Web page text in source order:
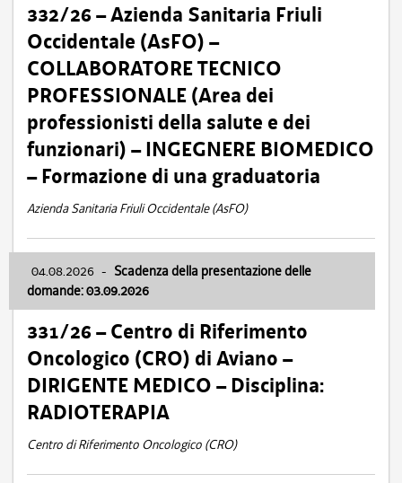
332/26 – Azienda Sanitaria Friuli
Occidentale (AsFO) –
COLLABORATORE TECNICO
PROFESSIONALE (Area dei
professionisti della salute e dei
funzionari) – INGEGNERE BIOMEDICO
– Formazione di una graduatoria
Azienda Sanitaria Friuli Occidentale (AsFO)
04.08.2026 - Scadenza della presentazione delle
domande: 03.09.2026
331/26 – Centro di Riferimento
Oncologico (CRO) di Aviano –
DIRIGENTE MEDICO – Disciplina:
RADIOTERAPIA
Centro di Riferimento Oncologico (CRO)